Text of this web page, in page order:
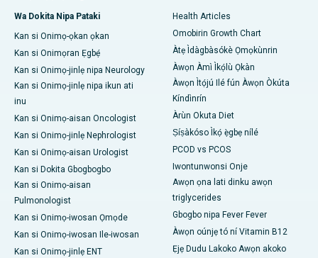
Wa Dokita Nipa Pataki
Kan si Onimọ-ọkan ọkan
Kan si Onimọran Ẹgbẹ́
Kan si Onimọ-jinlẹ nipa Neurology
Kan si Onimọ-jinlẹ nipa ikun ati
inu
Kan si Onimọ-aisan Oncologist
Kan si Onimọ-jinlẹ Nephrologist
Kan si Onimọ-aisan Urologist
Kan si Dokita Gbogbogbo
Kan si Onimọ-aisan
Pulmonologist
Kan si Onimọ-iwosan Ọmọde
Kan si Onimọ-iwosan Ile-iwosan
Kan si Onimọ-jinlẹ ENT
Health Articles
Omobirin Growth Chart
Àtẹ Ìdàgbàsókè Ọmọkùnrin
Àwọn Àmì Ìkọ́lù Ọkàn
Àwọn Ìtọ́jú Ilé fún Àwọn Òkúta
Kíndìnrín
Àrùn Okuta Diet
Ṣíṣàkóso Ìkọ́ ẹ̀gbẹ nílé
PCOD vs PCOS
Iwontunwonsi Onje
Awọn ọna lati dinku awọn
triglycerides
Gbogbo nipa Fever Fever
Àwọn oúnjẹ tó ní Vitamin B12
Ẹjẹ Dudu Lakoko Awọn akoko